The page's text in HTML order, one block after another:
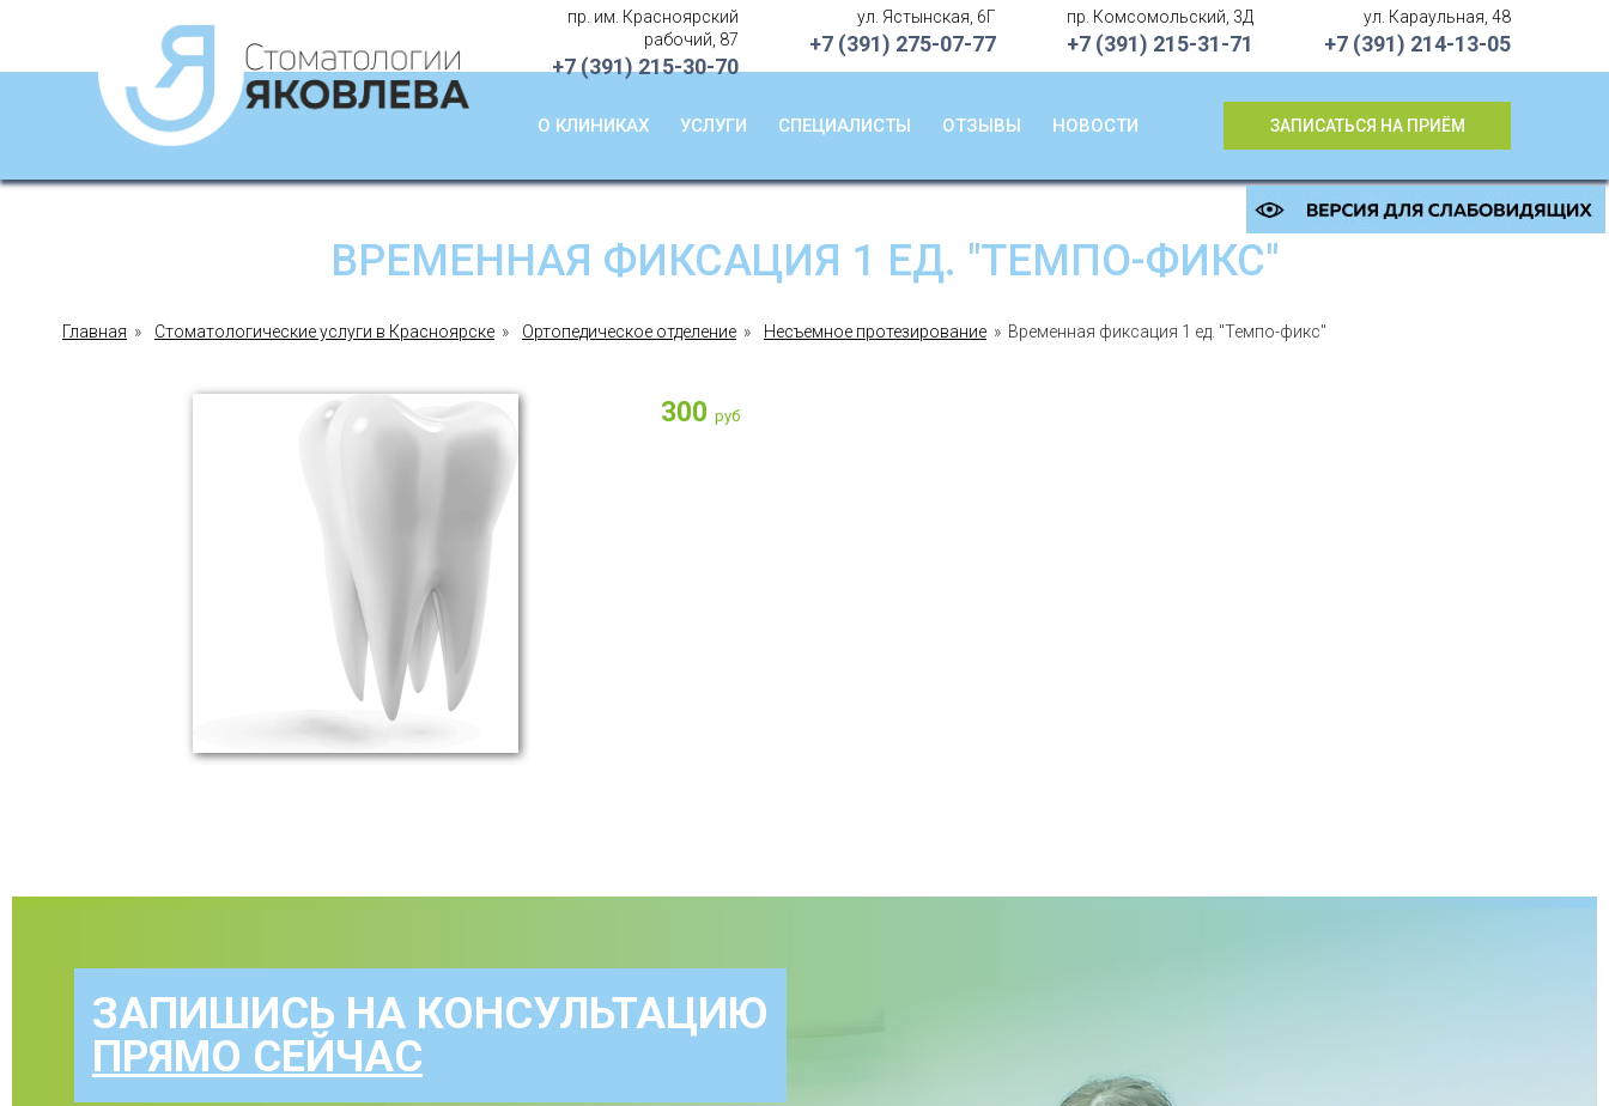
Услуги
Специалисты
пр. им. Красноярский
рабочий, 87
+7 (391)215-30-70
ул. Ястынская, 6Г
+7 (391) 275-07-77
пр. Комсомольский, 3Д
+7 (391) 215-31-71
ул. Караульная, 48
+7 (391) 214-13-05
О КЛИНИКАХ УСЛУГИ СПЕЦИАЛИСТЫ ОТЗЫВЫ НОВОСТИ ЗАПИСАТЬСЯ НА ПРИЁМ
ВРЕМЕННАЯ ФИКСАЦИЯ 1 ЕД. "ТЕМПО-ФИКС"
Главная » Стоматологические услуги в Красноярске » Ортопедическое отделение » Несъемное протезирование » Временная фиксация 1 ед. "Темпо-фикс"
300 руб
ЗАПИШИСЬ НА КОНСУЛЬТАЦИЮ
ПРЯМО СЕЙЧАС